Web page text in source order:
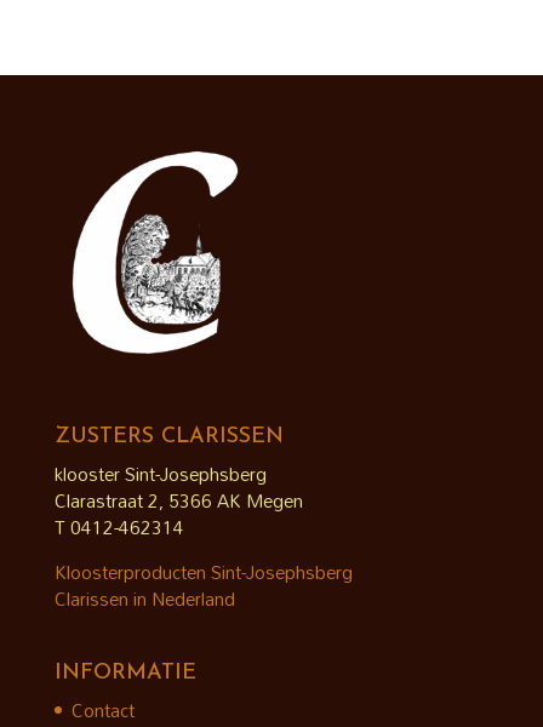
ZUSTERS CLARISSEN
klooster Sint-Josephsberg
Clarastraat 2, 5366 AK Megen
T 0412-462314
Kloosterproducten Sint-Josephsberg
Clarissen in Nederland
INFORMATIE
Contact